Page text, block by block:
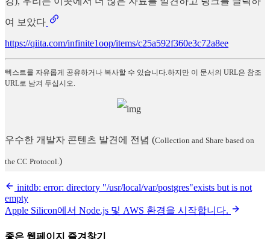
여 보았다
https://qiita.com/infinite1oop/items/c25a592f360e3c72a8ee
텍스트를 자유롭게 공유하거나 복사할 수 있습니다.하지만 이 문서의 URL은 참조
URL로 남겨 두십시오.
우수한 개발자 콘텐츠 발견에 전념 (Collection and Share based on
the CC Protocol.)
initdb: error: directory "/usr/local/var/postgres"exists but is not
empty
Apple Silicon에서 Node.js 및 AWS 환경을 시작합니다.
좋은 웹페이지 즐겨찾기